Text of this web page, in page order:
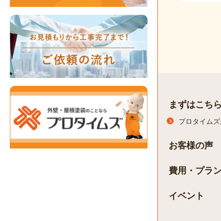
まずはこち
プロタイム
お客様の声
費用・プラ
イベント